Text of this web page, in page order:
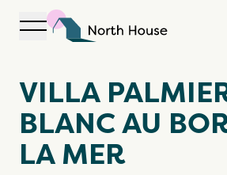
Ouvrir la navigation
VILLA
BLANC AU
LA MER